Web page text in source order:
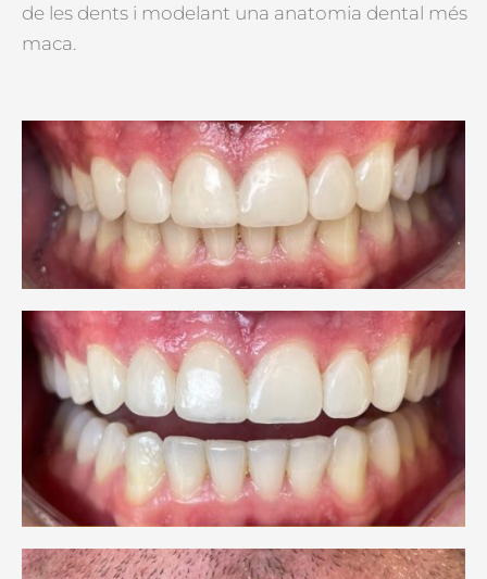
de les dents i modelant una anatomia dental més
maca.